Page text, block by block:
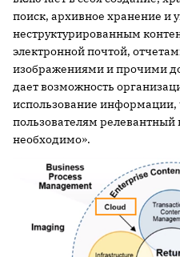
поиск, архивное хранение и
неструктурированным
электронной почтой,
изображениями и прочими
дает возможность
использование информации,
пользователям релевантный
необходимо».